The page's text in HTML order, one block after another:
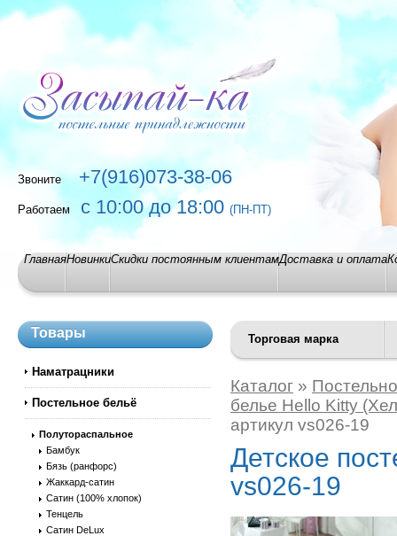
Звоните+7(916)073-38-06
Работаем с 10:00 до 18:00 (ПН-ПТ)
ГлавнаяНовинкиСкидки постоянным клиентамДоставка и оплата
Товары
Наматрацники
Постельное бельё
Полутораспальное
Бамбук
Бязь (ранфорс)
Жаккард-сатин
Сатин (100% хлопок)
Тенцель
Сатин DeLux
Торговая марка
Каталог »
белье Hello Kitty
артикул vs026-19
Детское
vs026-19